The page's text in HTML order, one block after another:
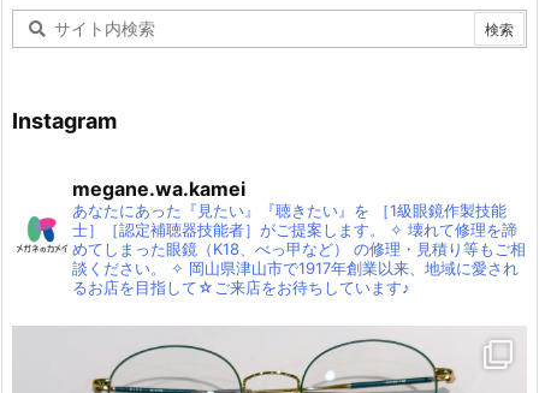
Instagram
megane.wa.kamei
あなたにあった『見たい』『聴きたい』を ［1級眼鏡作製技能
士］［認定補聴器技能者］がご提案します。
✧ 壊れて修理を諦
めてしまった眼鏡（K18、べっ甲など）
の修理・見積り等もご相
談ください。
✧ 岡山県津山市で1917年創業以来、地域に愛され
るお店を目指して☆ご来店をお待ちしています♪